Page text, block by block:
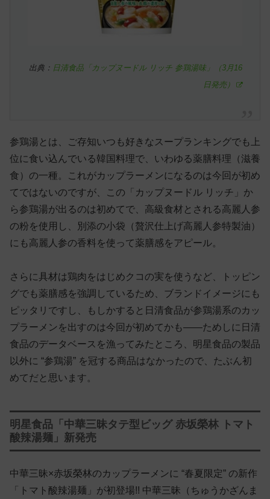
出典： 日清食品「カップヌードル リッチ 参鶏湯味」（3月16
日発売）
参鶏湯とは、ご存知いつも好きなスープランキングでも上
位に食い込んでいる韓国料理で、いわゆる薬膳料理（滋養
食）の一種。これがカップラーメンになるのは今回が初め
てではないのですが、この「カップヌードル リッチ」か
ら参鶏湯が出るのは初めてで、高級食材とされる高麗人参
の粉を使用し、別添の小袋（贅沢仕上げ高麗人参特製油）
にも高麗人参の香料を使って薬膳感をアピール。
さらに具材は鶏肉をはじめクコの実を使うなど、トッピン
グでも薬膳感を強調しているため、ブランドイメージにも
ピッタリですし、もしかすると日清食品が参鶏湯系のカッ
プラーメンを出すのは今回が初めてかも——ためしに日清
食品のデータベースを漁ってみたところ、明星食品の製品
以外に “参鶏湯” を冠する商品はなかったので、たぶん初
めてだと思います。
明星食品「中華三昧タテ型ビッグ 赤坂榮林 トマト
酸辣湯麺」新発売
中華三昧×赤坂榮林のカップラーメンに “春夏限定” の新作
「トマト酸辣湯麺」が初登場!! 中華三昧（ちゅうかざんま